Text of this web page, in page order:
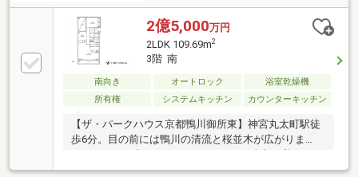
2億5,000万円
2LDK 109.69m2
3階 南
南向き オートロック
浴室乾燥機
所有権
システムキッチン カウンターキッチン
【ザ・パークハウス京都鴨川御所東】神宮丸太町駅徒
歩6分。目の前には鴨川の清流と桜並木が広がりま
季を独り占めする至高の暮らしを。